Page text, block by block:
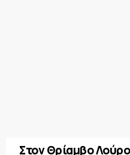
Στον Θρίαμβο